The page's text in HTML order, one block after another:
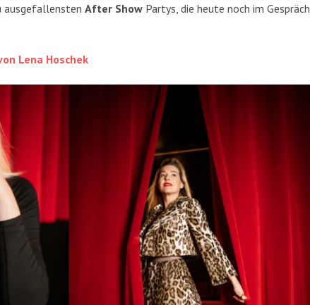
ausgefallensten After Show Partys, die heute noch im Gespräch
Lena Hoschek